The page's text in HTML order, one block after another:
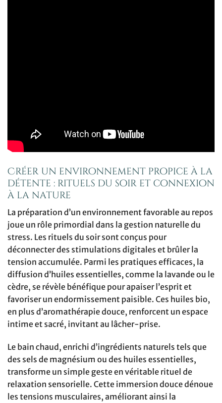
Créer un environnement propice à la
détente : rituels du soir et connexion
à la nature
La préparation d’un environnement favorable au repos
joue un rôle primordial dans la gestion naturelle du
stress. Les rituels du soir sont conçus pour
déconnecter des stimulations digitales et brûler la
tension accumulée. Parmi les pratiques efficaces, la
diffusion d’huiles essentielles, comme la lavande ou le
cèdre, se révèle bénéfique pour apaiser l’esprit et
favoriser un endormissement paisible. Ces huiles bio,
en plus d’aromathérapie douce, renforcent un espace
intime et sacré, invitant au lâcher-prise.
Le bain chaud, enrichi d’ingrédients naturels tels que
des sels de magnésium ou des huiles essentielles,
transforme un simple geste en véritable rituel de
relaxation sensorielle. Cette immersion douce dénoue
les tensions musculaires, améliorant ainsi la